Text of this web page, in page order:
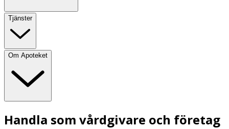
Tjänster
Om Apoteket
Handla som vårdgivare och företag